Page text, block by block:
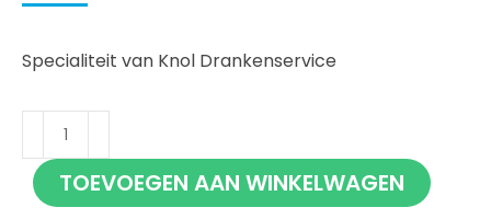
Specialiteit van Knol Drankenservice
Oude
Ambacht
Chocolade-
TOEVOEGEN AAN WINKELWAGEN